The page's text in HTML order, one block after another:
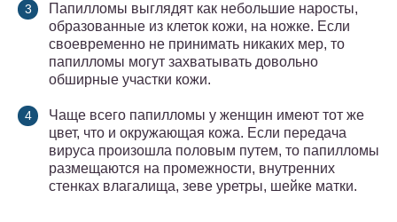
Папилломы выглядят как небольшие наросты,
образованные из клеток кожи, на ножке. Если
своевременно не принимать никаких мер, то
папилломы могут захватывать довольно
обширные участки кожи.
Чаще всего папилломы у женщин имеют тот же
цвет, что и окружающая кожа. Если передача
вируса произошла половым путем, то папилломы
размещаются на промежности, внутренних
стенках влагалища, зеве уретры, шейке матки.